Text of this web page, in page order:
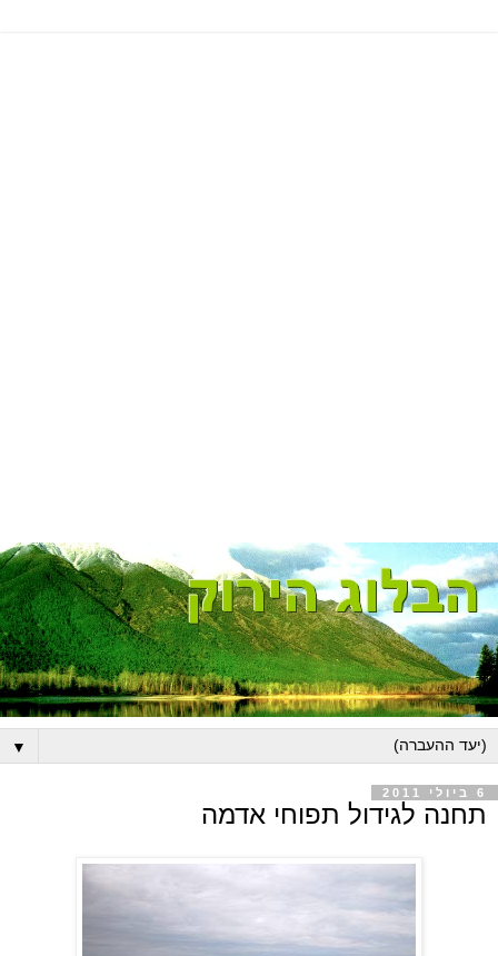
▼
6 ביולי 2011
תחנה לגידול תפוחי אדמה